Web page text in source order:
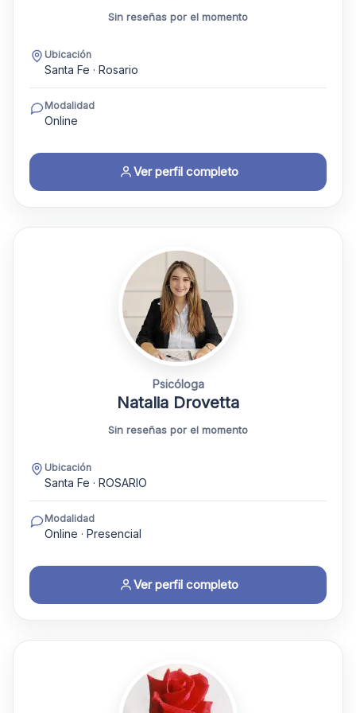
Sin reseñas por el momento
Ubicación
Santa Fe · Rosario
Modalidad
Online
Ver perfil completo
Psicóloga
Natalia Drovetta
Sin reseñas por el momento
Ubicación
Santa Fe · ROSARIO
Modalidad
Online · Presencial
Ver perfil completo